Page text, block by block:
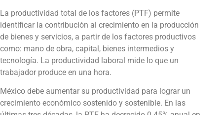
La productividad total de los factores (PTF) permite
identificar la contribución al crecimiento en la producción
de bienes y servicios, a partir de los factores productivos
como: mano de obra, capital, bienes intermedios y
tecnología. La productividad laboral mide lo que un
trabajador produce en una hora.
México debe aumentar su productividad para lograr un
crecimiento económico sostenido y sostenible. En las